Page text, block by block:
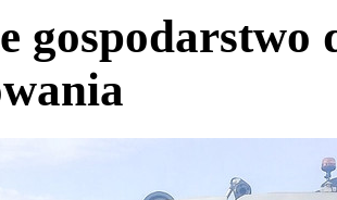
gospodarstwo